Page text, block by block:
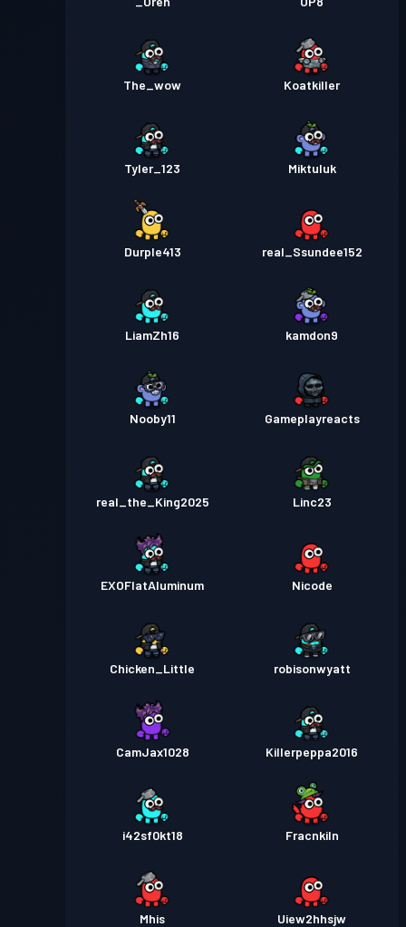
The_wow Koatkiller
Tyler_123 Miktuluk
Durple413 real_Ssundee152
LiamZh16 kamdon9
Nooby11 Gameplayreacts
real_the_King2025 Linc23
EXOFlatAluminum Nicode
Chicken_Little robisonwyatt
CamJax1028 Killerpeppa2016
i42sf0kt18 Fracnkiln
Mhis Uiew2hhsjw